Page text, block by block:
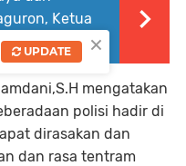
Ketua
Bersama
mengatakan
polisi hadir di
dirasakan dan
dan rasa tentram
×
UPDATE